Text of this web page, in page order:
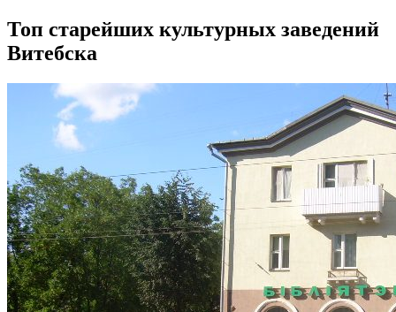
Топ старейших культурных заведений
Витебска